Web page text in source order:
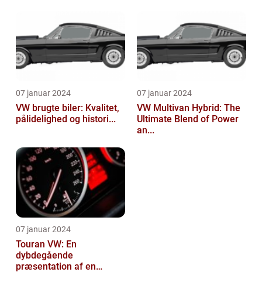
07 januar 2024
VW brugte biler: Kvalitet,
pålidelighed og histori...
07 januar 2024
VW Multivan Hybrid: The
Ultimate Blend of Power
an...
07 januar 2024
Touran VW: En
dybdegående
præsentation af en